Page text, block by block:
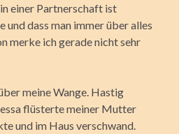
in einer Partnerschaft ist
dass man immer über alles
merke ich gerade nicht sehr
meine Wange. Hastig
flüsterte meiner Mutter
und im Haus verschwand.